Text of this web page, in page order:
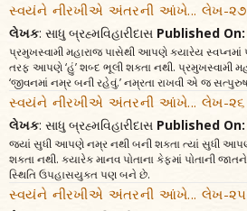
સ્વયંને નીરખીએ અંતરની આંખે... લેખ-૨૭
લેખક: સાધુ બ્રહ્મવિહારીદાસ Published On:
પ્રમુખસ્વામી મહારાજ પાસેથી આપણે ક્યારેય સ્વપ્નમાં
તરફ આપણે ‘હું’ શબ્દ ભૂલી શકતા નથી.
‘જીવનમાં નમ્ર બની રહેવું.’ નમ્રતા રાખવી એ જ
સ્વયંને નીરખીએ અંતરની આંખે... લેખ-૨૬
લેખક: સાધુ બ્રહ્મવિહારીદાસ Published On:
જ્યાં સુધી આપણે નમ્ર નથી બની શકતા ત્યાં સુધી
શકતા નથી. ક્યારેક માનવ પોતાના કેફમાં પોતાની
સ્થિતિ ઉપહાસયુક્ત પણ બને છે.
સ્વયંને નીરખીએ અંતરની આંખે... લેખ-૨૫